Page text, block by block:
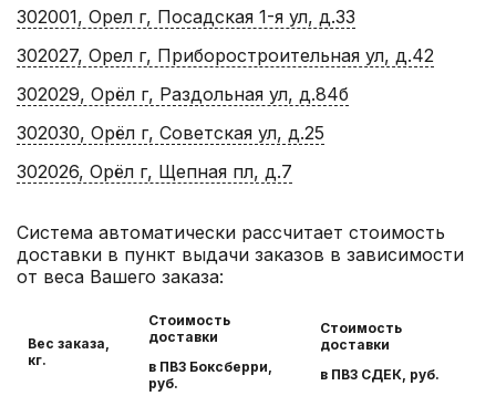
302001, Орел г, Посадская 1-я ул, д.33
302027, Орел г, Приборостроительная ул, д.42
302029, Орёл г, Раздольная ул, д.84б
302030, Орёл г, Советская ул, д.25
302026, Орёл г, Щепная пл, д.7
Система автоматически рассчитает стоимость
доставки в пункт выдачи заказов в зависимости
от веса Вашего заказа:
Вес заказа,
кг.
Стоимость
доставки
в ПВЗ Боксберри,
руб.
Стоимость
доставки
в ПВЗ СДЕК, руб.